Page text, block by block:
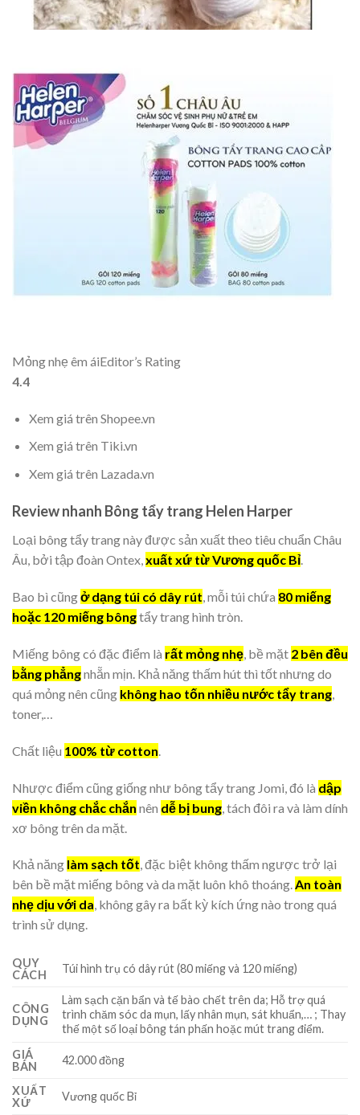
Mỏng nhẹ êm áiEditor’s Rating
4.4
Xem giá trên Shopee.vn
Xem giá trên Tiki.vn
Xem giá trên Lazada.vn
Review nhanh Bông tẩy trang Helen Harper
Loại bông tẩy trang này được sản xuất theo tiêu chuẩn Châu
Âu, bởi tập đoàn Ontex,xuất xứ từ Vương quốc Bỉ.
Bao bì cũngở dạng túi có dây rút, mỗi túi chứa 80 miếng
hoặc 120 miếng bôngtẩy trang hình tròn.
Miếng bông có đặc điểm là rất mỏng nhẹ, bề mặt 2 bên đều
bằng phẳngnhẵn mịn. Khả năng thấm hút thì tốt nhưng do
quá mỏng nên cũng không hao tốn nhiều nước tẩy trang,
toner,…
Chất liệu 100% từ cotton.
Nhược điểm cũng giống như bông tẩy trang Jomi, đó là dập
viền không chắc chắn nên dễ bị bung , tách đôi ra và làm dính
xơ bông trên da mặt.
Khả năng làm sạch tốt, đặc biệt không thấm ngược trở lại
bên bề mặt miếng bông và da mặt luôn khô thoáng.An toàn
nhẹ dịu với da, không gây ra bất kỳ kích ứng nào trong quá
trình sử dụng.
QUY
CÁCH
Túi hình trụ có dây rút (80 miếng và 120 miếng)
CÔNG
DỤNG
Làm sạch cặn bẩn và tế bào chết trên da; Hỗ trợ quá
trình chăm sóc da mụn, lấy nhân mụn, sát khuẩn,… ; Thay
thế một số loại bông tán phấn hoặc mút trang điểm.
GIÁ
BÁN
42.000 đồng
XUẤT
XỨ
Vương quốc Bỉ